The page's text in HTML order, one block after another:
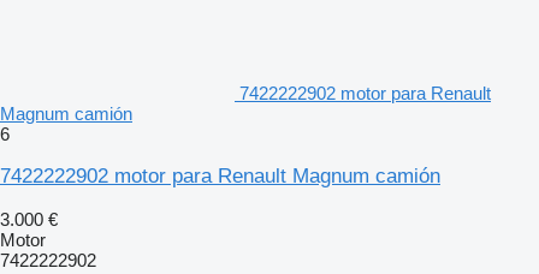
7422222902 motor para Renault
Magnum camión
6
7422222902 motor para Renault Magnum camión
3.000 €
Motor
7422222902